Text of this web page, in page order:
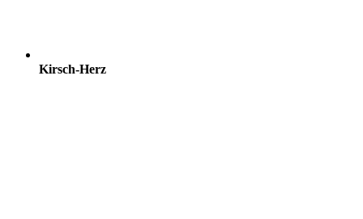
Kirsch-Herz